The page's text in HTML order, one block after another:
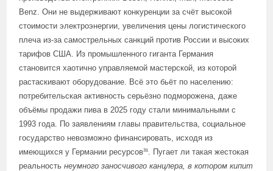
Benz. Они не выдерживают конкуренции за счёт высокой
стоимости электроэнергии, увеличения цены логистического
плеча из-за самострельных санкций против России и высоких
тарифов США. Из промышленного гиганта Германия
становится хаотично управляемой мастерской, из которой
растаскивают оборудование. Всё это бьёт по населению:
потребительская активность серьёзно подморожена, даже
объёмы продажи пива в 2025 году стали минимальными с
1993 года. По заявлениям главы правительства, социальное
государство невозможно финансировать, исходя из
имеющихся у Германии ресурсов³¹. Пугает ли такая жестокая
реальностьнеумного заносчивого канцлера, в котором кипит